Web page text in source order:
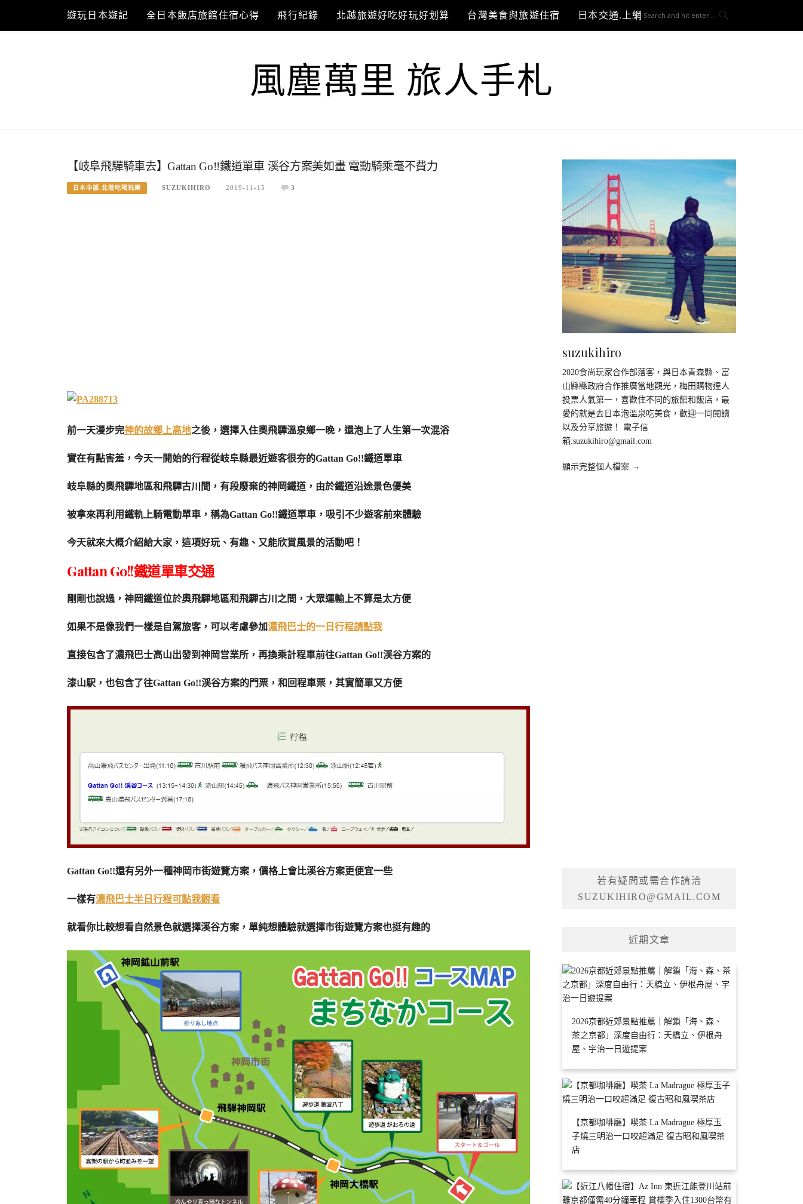
content
遊玩日本遊記 全日本飯店旅館住宿心得 飛行紀錄 北越旅遊好吃好玩好划算 台灣美食與旅遊住宿 日本交通.上網與3C開箱
風塵萬里 旅人手札
【岐阜飛驒騎車去】Gattan Go!!鐵道單車 溪谷方案美如畫 電動騎乘毫不費力
日本中部.北陸吃喝玩樂 SUZUKIHIRO 2019-11-15 3
前一天漫步完神的故鄉上高地之後，選擇入住奧飛驒溫泉鄉一晚，還泡上了人生第一次混浴
實在有點害羞，今天一開始的行程從岐阜縣最近遊客很夯的Gattan Go!!鐵道單車
岐阜縣的奧飛驒地區和飛驒古川間，有段廢棄的神岡鐵道，由於鐵道沿途景色優美
被拿來再利用鐵軌上騎電動單車，稱為Gattan Go!!鐵道單車，吸引不少遊客前來體驗
今天就來大概介紹給大家，這項好玩、有趣、又能欣賞風景的活動吧！
Gattan Go!!鐵道單車交通
剛剛也說過，神岡鐵道位於奧飛驒地區和飛驒古川之間，大眾運輸上不算是太方便
如果不是像我們一樣是自駕旅客，可以考慮參加濃飛巴士的一日行程請點我
直接包含了濃飛巴士高山出發到神岡営業所，再換乘計程車前往Gattan Go!!渓谷方案的
漆山駅，也包含了往Gattan Go!!渓谷方案的門票，和回程車票，其實簡單又方便
Gattan Go!!還有另外一種神岡市街遊覽方案，價格上會比溪谷方案更便宜一些
一樣有濃飛巴士半日行程可點我觀看
就看你比較想看自然景色就選擇溪谷方案，單純想體驗就選擇市街遊覽方案也挺有趣的
suzukihiro
2020食尚玩家合作部落客，與日本青森縣、富
山縣縣政府合作推廣當地觀光，梅田購物達人
投票人氣第一，喜歡住不同的旅館和飯店，最
愛的就是去日本泡溫泉吃美食，歡迎一同閱讀
以及分享旅遊！ 電子信
箱:suzukihiro@gmail.com
顯示完整個人檔案 →
若有疑問或需合作請洽
SUZUKIHIRO@GMAIL.COM
近期文章
2026京都近郊景點推薦｜解鎖「海、森、
茶之京都」深度自由行：天橋立、伊根舟
屋、宇治一日遊提案
【京都咖啡廳】喫茶 La Madrague 極厚玉
子燒三明治一口咬超滿足 復古昭和風喫茶
店